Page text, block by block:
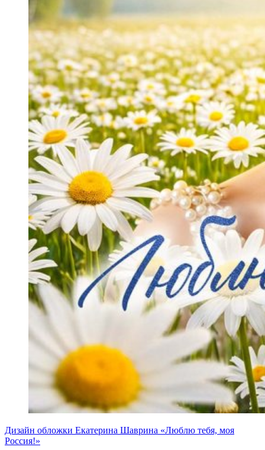
Дизайн обложки Екатерина Шаврина «Люблю тебя, моя
Россия!»